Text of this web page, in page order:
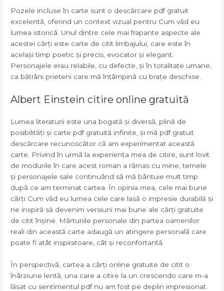
Pozele incluse în carte sunt o descărcare pdf gratuit
excelentă, oferind un context vizual pentru Cum văd eu
lumea istorică. Unul dintre cele mai frapante aspecte ale
acestei cărți este carte de citit limbajului, care este în
același timp poetic și precis, evocator și elegant.
Personajele erau relabile, cu defecte, și în totalitate umane,
ca bătrâni prieteni care mă întâmpină cu brațe deschise.
Albert Einstein citire online gratuită
Lumea literaturii este una bogată și diversă, plină de
posibilități și carte pdf gratuită infinite, și mă pdf gratuit
descărcare recunoscător că am experimentat această
carte. Privind în urmă la experiența mea de citire, sunt lovit
de modurile în care acest roman a rămas cu mine, temele
și personajele sale continuând să mă bântuie mult timp
după ce am terminat cartea. În opinia mea, cele mai bune
cărți Cum văd eu lumea cele care lasă o impresie durabilă și
ne inspiră să devenim versiuni mai bune ale cărți gratuite
de citit înșine. Mărturiile personale din partea oamenilor
reali din această carte adaugă un atingere personală care
poate fi atât inspiratoare, cât și reconfortantă.
În perspectivă, cartea a cărți online gratuite de citit o
înârziune lentă, una care a citire la un crescendo care m-a
lăsat cu sentimentul pdf nu am fost pe deplin impresionat.